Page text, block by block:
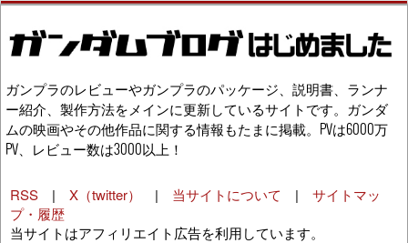
ガンプラのレビューやガンプラのパッケージ、説明書、ランナ
ー紹介、製作方法をメインに更新しているサイトです。ガンダ
ムの映画やその他作品に関する情報もたまに掲載。PVは6000万
PV、レビュー数は3000以上！
RSS | X（twitter） | 当サイトについて | サイトマッ
プ・履歴
当サイトはアフィリエイト広告を利用しています。